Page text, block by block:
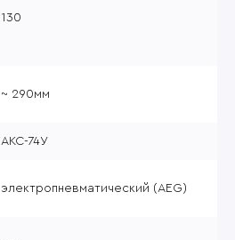
130
~ 290мм
АКС-74У
электропневматический (AEG)